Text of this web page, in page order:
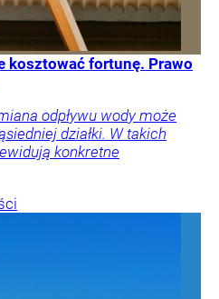
kosztować fortunę. Prawo
odpływu wody może
działki. W takich
konkretne